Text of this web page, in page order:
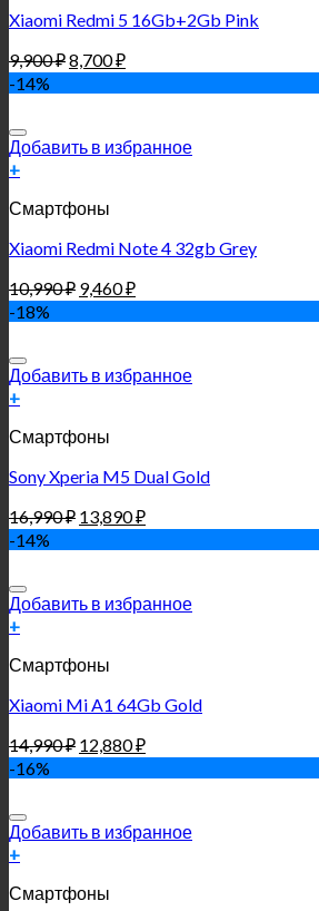
Xiaomi Redmi 5 16Gb+2Gb Pink
9,900₽8,700₽
-14%
Добавить в избранное
+
Смартфоны
Xiaomi Redmi Note 4 32gb Grey
10,990₽ 9,460₽
-18%
Добавить в избранное
+
Смартфоны
Sony Xperia M5 Dual Gold
16,990₽ 13,890₽
-14%
Добавить в избранное
+
Смартфоны
Xiaomi Mi A1 64Gb Gold
14,990₽ 12,880₽
-16%
Добавить в избранное
+
Смартфоны